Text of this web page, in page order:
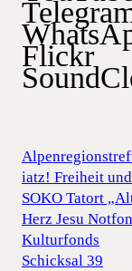
Flickr
iatz! Freiheit
SOKO Tatort
Herz Jesu
Kulturfonds
Schicksal 39